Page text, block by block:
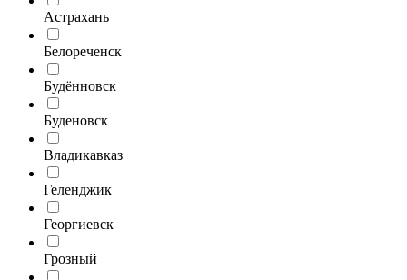
Астрахань
Белореченск
Будённовск
Буденовск
Владикавказ
Геленджик
Георгиевск
Грозный